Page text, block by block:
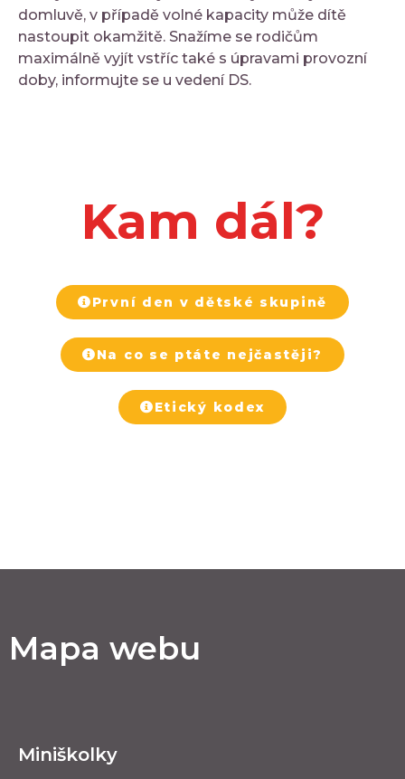
domluvě, v případě volné kapacity může dítě
nastoupit okamžitě. Snažíme se rodičům
maximálně vyjít vstříc také s úpravami provozní
doby, informujte se u vedení DS.
Kam dál?
První den v dětské skupině
Na co se ptáte nejčastěji?
Etický kodex
Mapa webu
Miniškolky